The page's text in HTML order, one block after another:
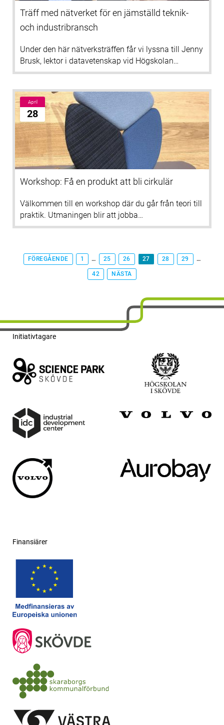
Träff med nätverket för en jämställd teknik-
och industribransch
Under den här nätverksträffen får vi lyssna till Jenny
Brusk, lektor i datavetenskap vid Högskolan…
April
28
Workshop: Få en produkt att bli cirkulär
Välkommen till en workshop där du går från teori till
praktik. Utmaningen blir att jobba…
FÖREGÅENDE 1 … 25 26 27 28 29 …
42 NÄSTA
Initiativtagare
Finansiärer